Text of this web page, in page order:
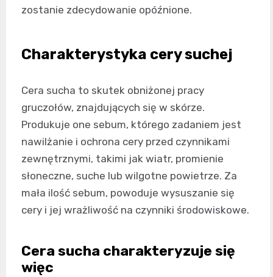
zostanie zdecydowanie opóźnione.
Charakterystyka cery suchej
Cera sucha to skutek obniżonej pracy
gruczołów, znajdujących się w skórze.
Produkuje one sebum, którego zadaniem jest
nawilżanie i ochrona cery przed czynnikami
zewnętrznymi, takimi jak wiatr, promienie
słoneczne, suche lub wilgotne powietrze. Za
mała ilość sebum, powoduje wysuszanie się
cery i jej wrażliwość na czynniki środowiskowe.
Cera sucha charakteryzuje się
więc